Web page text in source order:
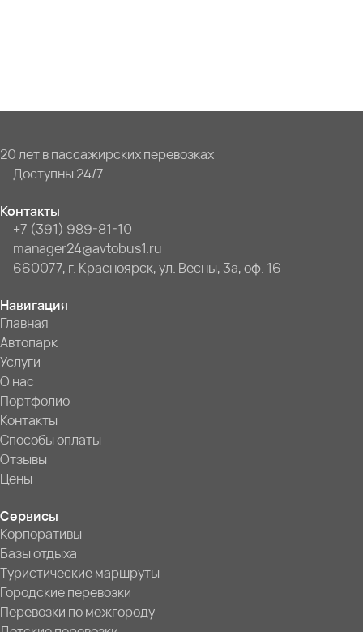
20 лет в пассажирских перевозках
Доступны 24/7
Контакты
+7 (391) 989-81-10
manager24@avtobus1.ru
660077, г. Красноярск, ул. Весны, 3а, оф. 16
Навигация
Главная
Автопарк
Услуги
О нас
Портфолио
Контакты
Способы оплаты
Отзывы
Цены
Сервисы
Корпоративы
Базы отдыха
Туристические маршруты
Городские перевозки
Перевозки по межгороду